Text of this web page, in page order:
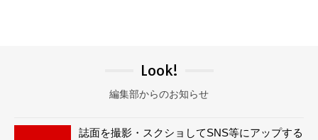
Look!
編集部からのお知らせ
誌面を撮影・スクショしてSNS等にアップする